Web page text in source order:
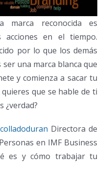
marca reconocida es
acciones en el tiempo.
por lo que los demás
una marca blanca que
y comienza a sacar tu
que se hable de ti
¿verdad?
Directora de
en IMF Business
es y cómo trabajar tu